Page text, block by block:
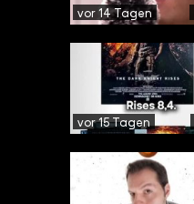
vor 14 Tagen
vor 15 Tagen